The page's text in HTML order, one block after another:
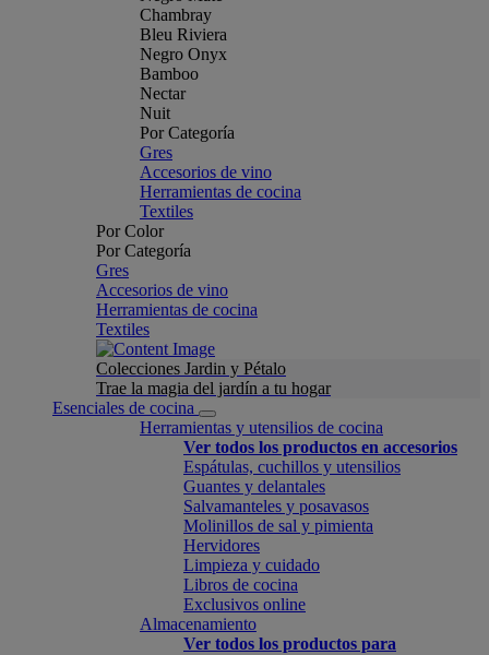
Chambray
Bleu Riviera
Negro Onyx
Bamboo
Nectar
Nuit
Por Categoría
Gres
Accesorios de vino
Herramientas de cocina
Textiles
Por Color
Por Categoría
Gres
Accesorios de vino
Herramientas de cocina
Textiles
Colecciones Jardin y Pétalo
Trae la magia del jardín a tu hogar
Esenciales de cocina
Herramientas y utensilios de cocina
Ver todos los productos en accesorios
Espátulas, cuchillos y utensilios
Guantes y delantales
Salvamanteles y posavasos
Molinillos de sal y pimienta
Hervidores
Limpieza y cuidado
Libros de cocina
Exclusivos online
Almacenamiento
Ver todos los productos para